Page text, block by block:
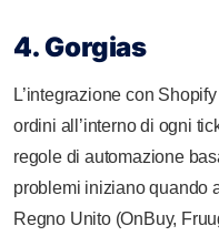
4. Gorgias
L’integrazione con
ordini all’interno di ogni
regole di automazione
problemi iniziano quando
Regno Unito (OnBuy,